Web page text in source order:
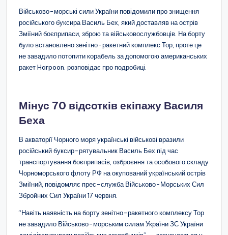
Військово-морські сили України повідомили про знищення
російського буксира Василь Бех, який доставляв на острів
Зміїний боєприпаси, зброю та військовослужбовців. На борту
було встановлено зенітно-ракетний комплекс Тор, проте це
не завадило потопити корабель за допомогою американських
ракет Harpoon. розповідає про подробиці.
Мінус 70 відсотків екіпажу Василя
Беха
В акваторії Чорного моря українські військові вразили
російський буксир-рятувальник Василь Бех під час
транспортування боєприпасів, озброєння та особового складу
Чорноморського флоту РФ на окупований український острів
Зміїний, повідомляє прес-служба Військово-Морських Сил
Збройних Сил України 17 червня.
“Навіть наявність на борту зенітно-ракетного комплексу Тор
не завадило Військово-морським силам України ЗС України